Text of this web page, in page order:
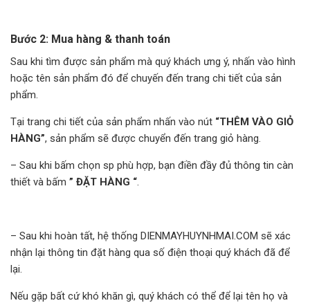
Bước 2: Mua hàng & thanh toán
Sau khi tìm được sản phẩm mà quý khách ưng ý, nhấn vào hình
hoặc tên sản phẩm đó để chuyến đến trang chi tiết của sản
phẩm.
Tại trang chi tiết của sản phẩm nhấn vào nút “THÊM VÀO GIỎ
HÀNG”, sản phẩm sẽ được chuyển đến trang giỏ hàng.
– Sau khi bấm chọn sp phù hợp, bạn điền đầy đủ thông tin càn
thiết và bấm ” ĐẶT HÀNG “.
– Sau khi hoàn tất, hệ thống DIENMAYHUYNHMAI.COM sẽ xác
nhận lại thông tin đặt hàng qua số điện thoại quý khách đã để
lại.
Nếu gặp bất cứ khó khăn gì, quý khách có thể để lại tên họ và